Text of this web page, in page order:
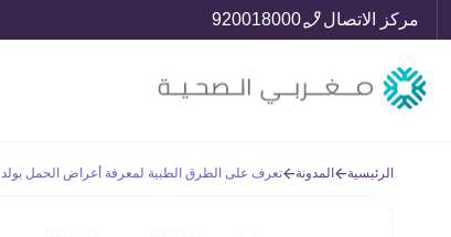
مركز الاتصال 920018000
الرئيسية المدونة تعرف على الطرق الطبية لمعرفة أعراض الحمل بولد